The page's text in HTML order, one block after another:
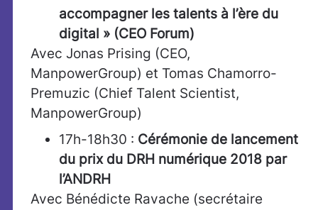
accompagner les talents à l’ère du
digital » (CEO Forum)
Avec Jonas Prising (CEO,
ManpowerGroup) et Tomas Chamorro-
Premuzic (Chief Talent Scientist,
ManpowerGroup)
17h-18h30 : Cérémonie de lancement
du prix du DRH numérique 2018 par
l’ANDRH
Avec Bénédicte Ravache (secrétaire